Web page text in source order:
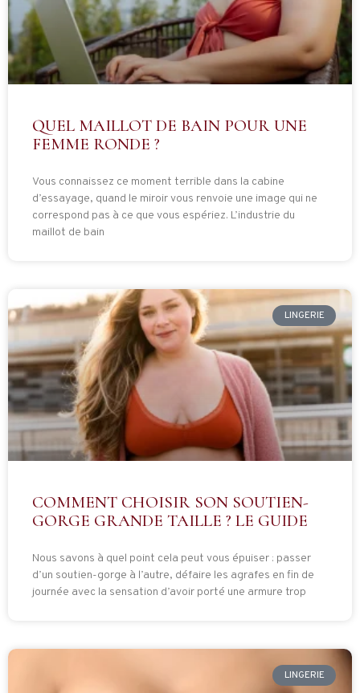
QUEL MAILLOT DE BAIN POUR UNE
FEMME RONDE ?
Vous connaissez ce moment terrible dans la cabine
d’essayage, quand le miroir vous renvoie une image qui ne
correspond pas à ce que vous espériez. L’industrie du
maillot de bain
LINGERIE
COMMENT CHOISIR SON SOUTIEN-
GORGE GRANDE TAILLE ? LE GUIDE
Nous savons à quel point cela peut vous épuiser : passer
d’un soutien-gorge à l’autre, défaire les agrafes en fin de
journée avec la sensation d’avoir porté une armure trop
LINGERIE